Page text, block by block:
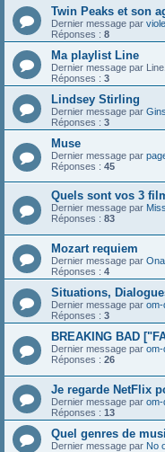
Twin Peaks et son
Dernier message par
Réponses : 8
Ma playlist Line
Dernier message par
Réponses : 3
Lindsey Stirling
Dernier message par
Réponses : 3
Muse
Dernier message par
Réponses : 45
Quels sont vos 3
Dernier message par
Réponses : 83
Mozart requiem
Dernier message par
Réponses : 4
Situations,
Dernier message par
Réponses : 3
BREAKING BAD
Dernier message par
Réponses : 26
Je regarde NetFlix
Dernier message par
Réponses : 13
Quel genres de
Dernier message par No